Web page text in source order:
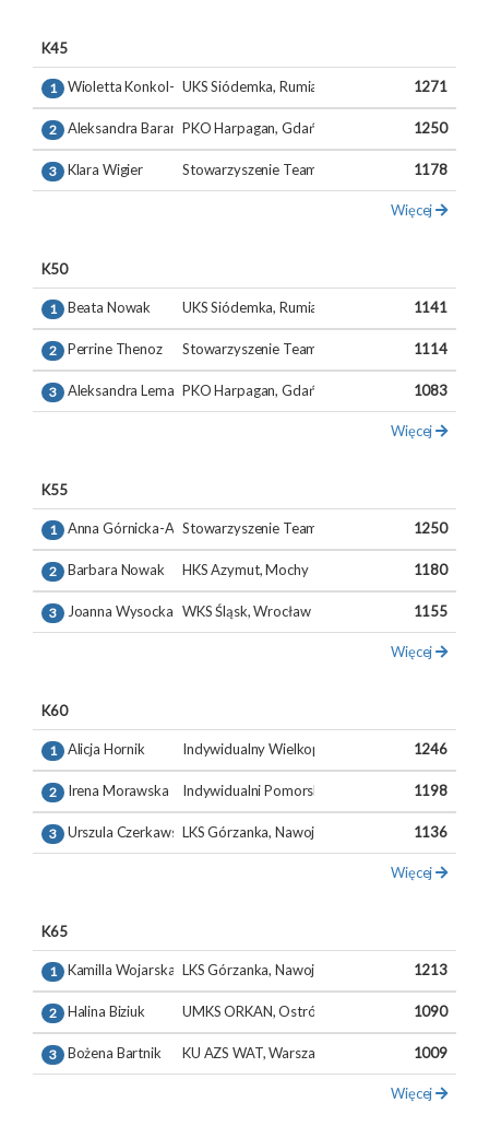
K45
1 Wioletta Konkol-KlimczakUKS Siódemka, Rumia 1271
2 Aleksandra Baranowska-Trzasko
PKO Harpagan, Gdańsk 1250
3 Klara Wigier Stowarzyszenie Team 360 stopni, Warszawa
1178
Więcej
K50
1 Beata Nowak UKS Siódemka, Rumia 1141
2 Perrine Thenoz Stowarzyszenie Team 360 stopni, Warszawa
1114
3 Aleksandra LemańczykPKO Harpagan, Gdańsk 1083
Więcej
K55
1 Anna Górnicka-AntonowiczStowarzyszenie Team 360 stopni, Warszawa
1250
2 Barbara Nowak HKS Azymut, Mochy 1180
3 Joanna Wysocka WKS Śląsk, Wrocław 1155
Więcej
K60
1 Alicja Hornik Indywidualny Wielkopolskie 1246
2 Irena Morawska Indywidualni Pomorskie 1198
3 Urszula CzerkawskaLKS Górzanka, Nawojowa Góra 1136
Więcej
K65
1 Kamilla Wojarska LKS Górzanka, Nawojowa Góra 1213
2 Halina Biziuk UMKS ORKAN, Ostróda 1090
3 Bożena Bartnik KU AZS WAT, Warszawa 1009
Więcej